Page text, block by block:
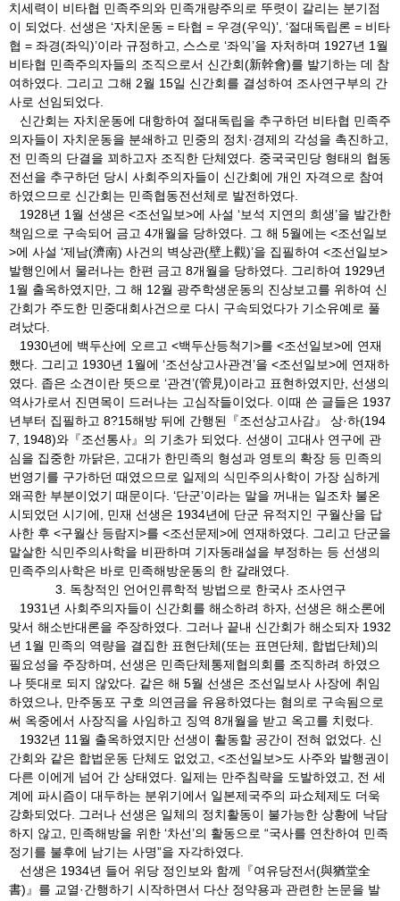
치세력이 비타협 민족주의와 민족개량주의로 뚜렷이 갈리는 분기점
이 되었다. 선생은 ‘자치운동 = 타협 = 우경(우익)’, ‘절대독립론 = 비타
협 = 좌경(좌익)’이라 규정하고, 스스로 ‘좌익’을 자처하며 1927년 1월
비타협 민족주의자들의 조직으로서 신간회(新幹會)를 발기하는 데 참
여하였다. 그리고 그해 2월 15일 신간회를 결성하여 조사연구부의 간
사로 선임되었다.
신간회는 자치운동에 대항하여 절대독립을 추구하던 비타협 민족주
의자들이 자치운동을 분쇄하고 민중의 정치·경제의 각성을 촉진하고,
전 민족의 단결을 꾀하고자 조직한 단체였다. 중국국민당 형태의 협동
전선을 추구하던 당시 사회주의자들이 신간회에 개인 자격으로 참여
하였으므로 신간회는 민족협동전선체로 발전하였다.
1928년 1월 선생은 <조선일보>에 사설 ‘보석 지연의 희생’을 발간한
책임으로 구속되어 금고 4개월을 당하였다. 그 해 5월에는 <조선일보
>에 사설 ‘제남(濟南) 사건의 벽상관(壁上觀)’을 집필하여 <조선일보>
발행인에서 물러나는 한편 금고 8개월을 당하였다. 그리하여 1929년
1월 출옥하였지만, 그 해 12월 광주학생운동의 진상보고를 위하여 신
간회가 주도한 민중대회사건으로 다시 구속되었다가 기소유예로 풀
려났다.
1930년에 백두산에 오르고 <백두산등척기>를 <조선일보>에 연재
했다. 그리고 1930년 1월에 ‘조선상고사관견’을 <조선일보>에 연재하
였다. 좁은 소견이란 뜻으로 ‘관견’(管見)이라고 표현하였지만, 선생의
역사가로서 진면목이 드러나는 고심작들이었다. 이때 쓴 글들은 1937
년부터 집필하고 8?15해방 뒤에 간행된『조선상고사감』 상·하(194
7, 1948)와『조선통사』의 기초가 되었다. 선생이 고대사 연구에 관
심을 집중한 까닭은, 고대가 한민족의 형성과 영토의 확장 등 민족의
번영기를 구가하던 때였으므로 일제의 식민주의사학이 가장 심하게
왜곡한 부분이었기 때문이다. ‘단군’이라는 말을 꺼내는 일조차 불온
시되었던 시기에, 민재 선생은 1934년에 단군 유적지인 구월산을 답
사한 후 <구월산 등람지>를 <조선문제>에 연재하였다. 그리고 단군을
말살한 식민주의사학을 비판하며 기자동래설을 부정하는 등 선생의
민족주의사학은 바로 민족해방운동의 한 갈래였다.
3. 독창적인 언어인류학적 방법으로 한국사 조사연구
1931년 사회주의자들이 신간회를 해소하려 하자, 선생은 해소론에
맞서 해소반대론을 주장하였다. 그러나 끝내 신간회가 해소되자 1932
년 1월 민족의 역량을 결집한 표현단체(또는 표면단체, 합법단체)의
필요성을 주장하며, 선생은 민족단체통제협의회를 조직하려 하였으
나 뜻대로 되지 않았다. 같은 해 5월 선생은 조선일보사 사장에 취임
하였으나, 만주동포 구호 의연금을 유용하였다는 혐의로 구속됨으로
써 옥중에서 사장직을 사임하고 징역 8개월을 받고 옥고를 치렀다.
1932년 11월 출옥하였지만 선생이 활동할 공간이 전혀 없었다. 신
간회와 같은 합법운동 단체도 없었고, <조선일보>도 사주와 발행권이
다른 이에게 넘어 간 상태였다. 일제는 만주침략을 도발하였고, 전 세
계에 파시즘이 대두하는 분위기에서 일본제국주의 파쇼체제도 더욱
강화되었다. 그러나 선생은 일체의 정치활동이 불가능한 상황에 낙담
하지 않고, 민족해방을 위한 ‘차선’의 활동으로 “국사를 연찬하여 민족
정기를 불후에 남기는 사명”을 자각하였다.
선생은 1934년 들어 위당 정인보와 함께『여유당전서(與猶堂全
書)』를 교열·간행하기 시작하면서 다산 정약용과 관련한 논문을 발